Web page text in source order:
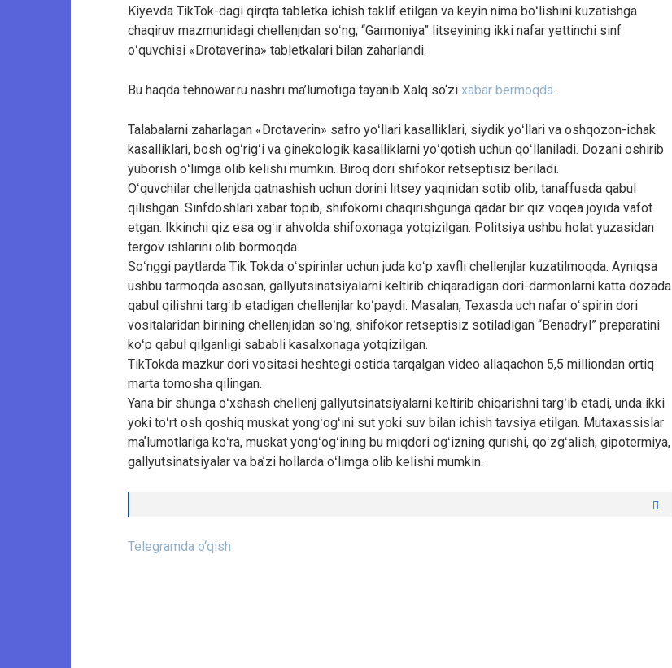
Kiyevda TikTok-dagi qirqta tabletka ichish taklif etilgan va keyin nima boʻlishini kuzatishga
chaqiruv mazmunidagi chellenjdan soʻng, “Garmoniya” litseyining ikki nafar yettinchi sinf
oʻquvchisi «Drotaverina» tabletkalari bilan zaharlandi.
Bu haqda tehnowar.ru nashri ma’lumotiga tayanib Xalq so‘zi xabar bermoqda.
Talabalarni zaharlagan «Drotaverin» safro yoʻllari kasalliklari, siydik yoʻllari va oshqozon-ichak
kasalliklari, bosh ogʻrigʻi va ginekologik kasalliklarni yoʻqotish uchun qoʻllaniladi. Dozani oshirib
yuborish oʻlimga olib kelishi mumkin. Biroq dori shifokor retseptisiz beriladi.
Oʻquvchilar chellenjda qatnashish uchun dorini litsey yaqinidan sotib olib, tanaffusda qabul
qilishgan. Sinfdoshlari xabar topib, shifokorni chaqirishgunga qadar bir qiz voqea joyida vafot
etgan. Ikkinchi qiz esa ogʻir ahvolda shifoxonaga yotqizilgan. Politsiya ushbu holat yuzasidan
tergov ishlarini olib bormoqda.
Soʻnggi paytlarda Tik Tokda oʻspirinlar uchun juda koʻp xavfli chellenjlar kuzatilmoqda. Ayniqsa
ushbu tarmoqda asosan, gallyutsinatsiyalarni keltirib chiqaradigan dori-darmonlarni katta dozada
qabul qilishni targʻib etadigan chellenjlar koʻpaydi. Masalan, Texasda uch nafar oʻspirin dori
vositalaridan birining chellenjidan soʻng, shifokor retseptisiz sotiladigan “Benadryl” preparatini
koʻp qabul qilganligi sababli kasalxonaga yotqizilgan.
TikTokda mazkur dori vositasi heshtegi ostida tarqalgan video allaqachon 5,5 milliondan ortiq
marta tomosha qilingan.
Yana bir shunga oʻxshash chellenj gallyutsinatsiyalarni keltirib chiqarishni targʻib etadi, unda ikki
yoki toʻrt osh qoshiq muskat yongʻogʻini sut yoki suv bilan ichish tavsiya etilgan. Mutaxassislar
maʼlumotlariga koʻra, muskat yongʻogʻining bu miqdori ogʻizning qurishi, qoʻzgʻalish, gipotermiya,
gallyutsinatsiyalar va baʼzi hollarda oʻlimga olib kelishi mumkin.
Telegramda o‘qish